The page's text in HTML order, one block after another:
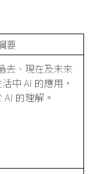
要
去、現在及未來
中 AI 的應用，
的理解。